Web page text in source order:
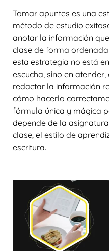
Tomar apuntes es una
método de estudio
anotar la información
clase de forma
esta estrategia no está
escucha, sino en
redactar la información
cómo hacerlo
fórmula única y mágica
depende de la
clase, el estilo de
escritura.